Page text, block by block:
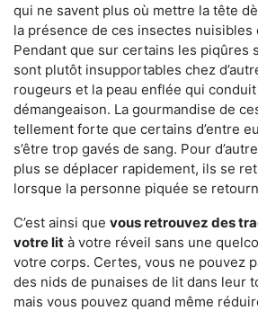
qui ne savent plus où mettre la tête
la présence de ces insectes nuisibles
Pendant que sur certains les piqûres
sont plutôt insupportables chez
rougeurs et la peau enflée qui
démangeaison. La gourmandise de
tellement forte que certains d’entre
s’être trop gavés de sang. Pour
plus se déplacer rapidement, ils se
lorsque la personne piquée se
C’est ainsi que vous retrouvez des
votre lit à votre réveil sans une
votre corps. Certes, vous ne pouvez
des nids de punaises de lit dans leur
mais vous pouvez quand même